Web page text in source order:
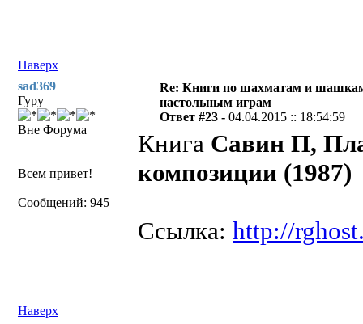
Наверх
sad369
Гуру
Вне Форума
Всем привет!
Сообщений: 945
Re: Книги по шахматам и
настольным играм
Ответ #23 -04.04.2015 :: 18:54:59
Книга Савин П,
композиции (1987)
Ссылка: http://
Наверх